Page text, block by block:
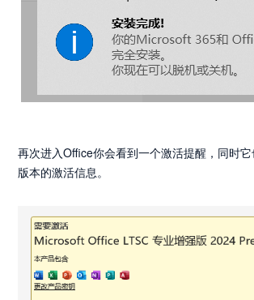
再次进入Office你会看到一个激活提醒，同时
版本的激活信息。